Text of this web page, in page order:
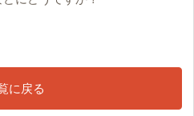
に戻る